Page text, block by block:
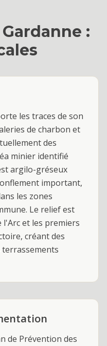
Gardanne :
les traces de son
de charbon et
des
minier identifié
argilo-gréseux
important,
les zones
Le relief est
et les premiers
créant des
terrassements
de Prévention des